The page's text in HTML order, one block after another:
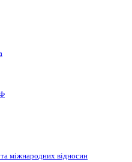
та міжнародних відносин